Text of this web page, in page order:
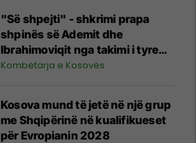
"Së shpejti" - shkrimi prapa
shpinës së Ademit dhe
Ibrahimoviqit nga takimi i tyre
shihet si shenjë që ylli i Bayernit
Kombëtarja e Kosovës
Kosova mund të jetë në një grup
me Shqipërinë në kualifikueset
për Evropianin 2028